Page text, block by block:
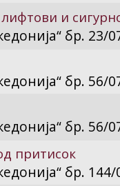
и
бр. 23/
бр. 56/
бр. 56/
притисок
бр. 144/